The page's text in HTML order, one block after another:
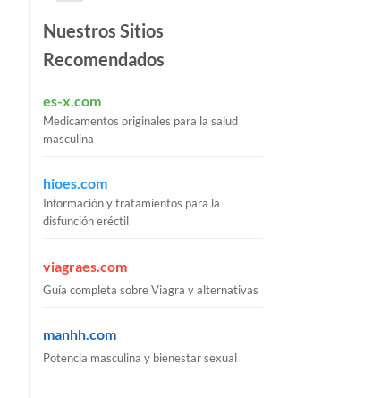
Nuestros Sitios
Recomendados
es-x.com
Medicamentos originales para la salud
masculina
hioes.com
Información y tratamientos para la
disfunción eréctil
viagraes.com
Guía completa sobre Viagra y alternativas
manhh.com
Potencia masculina y bienestar sexual